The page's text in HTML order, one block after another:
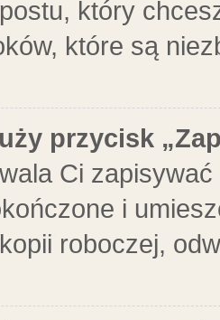
który
które są
przycisk
Ci
i
roboczej,